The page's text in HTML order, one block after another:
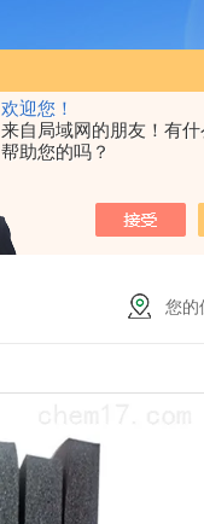
欢迎您！
来自局域网的朋友！有什
帮助您的吗？
您的